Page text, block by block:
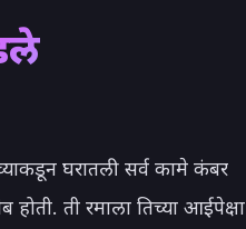
घरातली सर्व कामे कंबर
ती रमाला तिच्या आईपेक्षा